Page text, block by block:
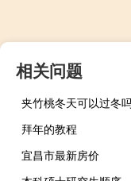
相关问题
夹竹桃冬天可以过冬
拜年的教程
宜昌市最新房价